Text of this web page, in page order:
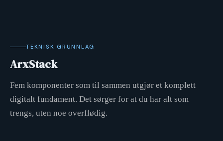
TEKNISK GRUNNLAG
ArxStack
Fem komponenter som til sammen utgjør et komplett
digitalt fundament. Det sørger for at du har alt som
trengs, uten noe overflødig.